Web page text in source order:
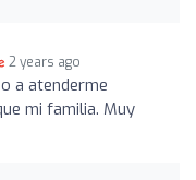
2 years ago
a atenderme
mi familia. Muy